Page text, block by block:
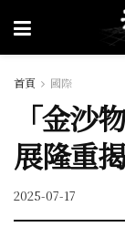
首頁 國際
「金沙
展隆重
2025-07-17